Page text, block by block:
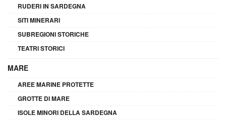
RUDERI IN SARDEGNA
SITI MINERARI
SUBREGIONI STORICHE
TEATRI STORICI
MARE
AREE MARINE PROTETTE
GROTTE DI MARE
ISOLE MINORI DELLA SARDEGNA